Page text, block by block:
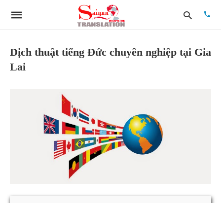
Dịch thuật tiếng Đức chuyên nghiệp tại Gia
Lai